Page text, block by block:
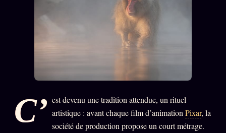
Oracle Éclair
Oracle Couples
C’ est devenu une tradition attendue, un rituel
artistique : avant chaque film d’animationPixar, la
société de production propose un court métrage.